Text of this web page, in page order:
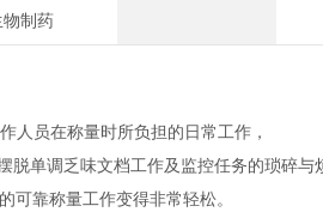
制药
人员在称量时所负担的日常工作，
单调乏味文档工作及监控任务的琐碎与
可靠称量工作变得非常轻松。